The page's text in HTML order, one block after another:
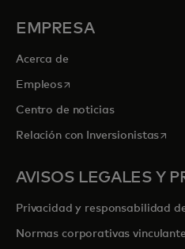
EMPRESA
Acerca de
Empleosse abre en una pestaña
Centro de noticias
Relación con Inversionistasse
AVISOS LEGALES Y
Privacidad y responsabilidad
Normas corporativas